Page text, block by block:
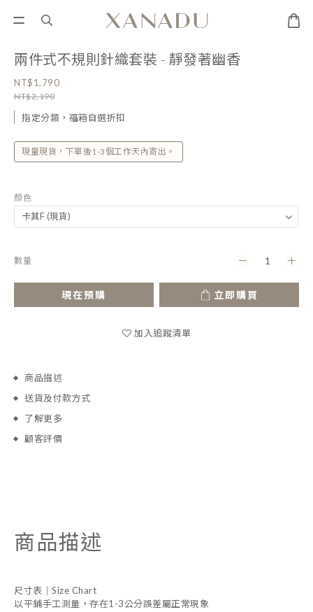
兩件式不規則針織套裝 - 靜發著幽香
NT$1,790
NT$2,190
指定分類，福箱自選折扣
現量現貨，下單後1-3個工作天內寄出。
顏色
數量
現在預購 立即購買
加入追蹤清單
商品描述
送貨及付款方式
了解更多
顧客評價
商品描述
尺寸表｜Size Chart
以平鋪手工測量，存在1-3公分誤差屬正常現象